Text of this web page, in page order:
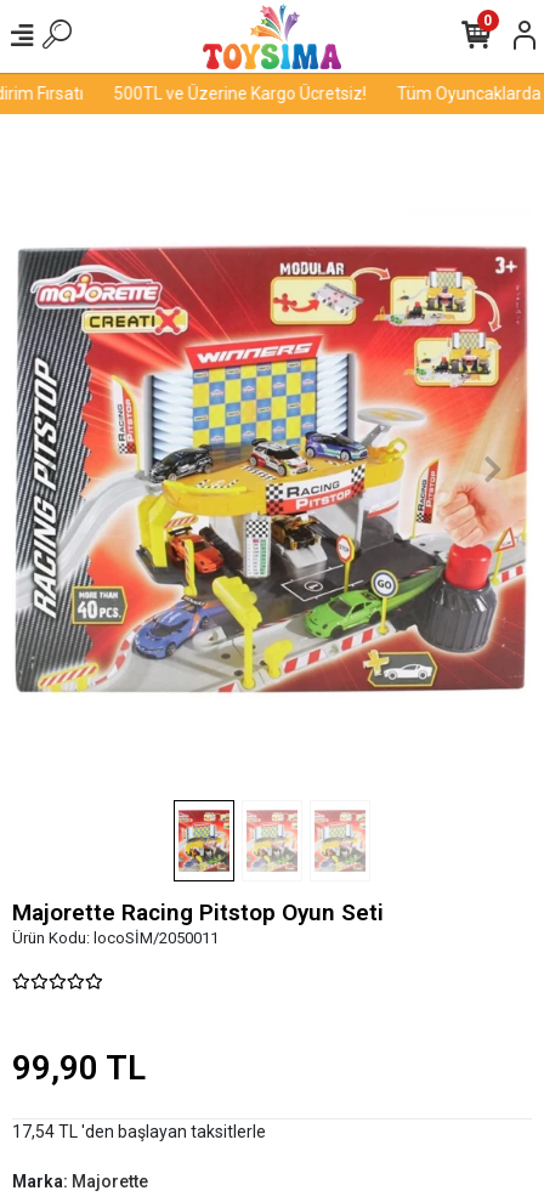
Fırsatı 500TL ve Üzerine Kargo Ücretsiz! Tüm Oyuncaklarda
0
Majorette Racing Pitstop Oyun Seti
Ürün Kodu: locoSİM/2050011
99,90 TL
17,54 TL 'den başlayan taksitlerle
Marka: Majorette